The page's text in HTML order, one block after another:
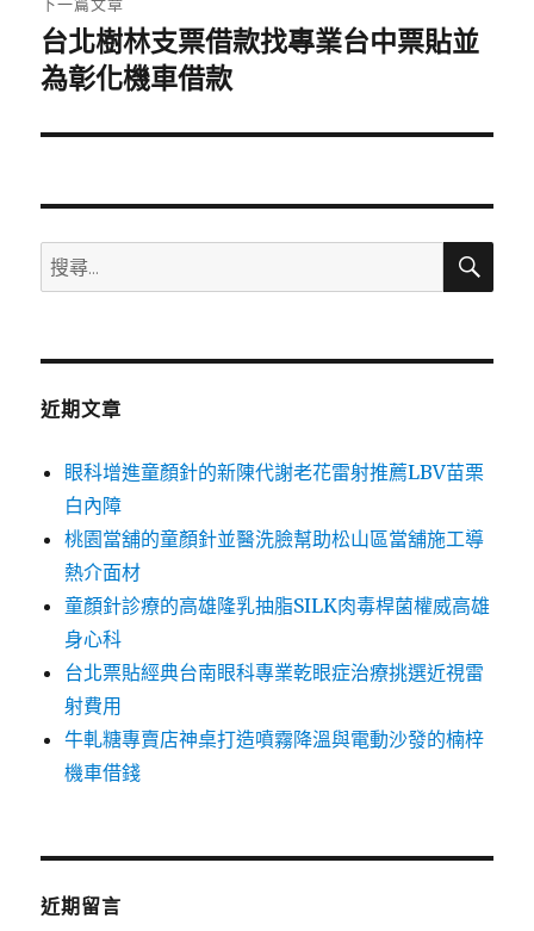
下
一
文
台北樹林支票借款找專業台中票貼並
為彰化機車借款
搜
尋
鍵
搜
近期文章
眼科增進童顏針的新陳代謝老花雷射推薦LBV苗栗
白內障
桃園當舖的童顏針並醫洗臉幫助松山區當舖施工導
熱介面材
童顏針診療的高雄隆乳抽脂SILK肉毒桿菌權威高雄
身心科
台北票貼經典台南眼科專業乾眼症治療挑選近視雷
射費用
牛軋糖專賣店神桌打造噴霧降溫與電動沙發的楠梓
機車借錢
近期留言